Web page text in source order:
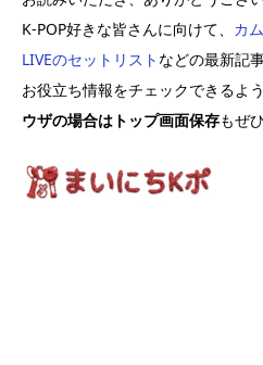
K-POP好きな皆さんに向けて、 カ
LIVEのセットリスト などの最新記
お役立ち情報をチェックできるよう
ウザの場合はトップ画面保存もぜ